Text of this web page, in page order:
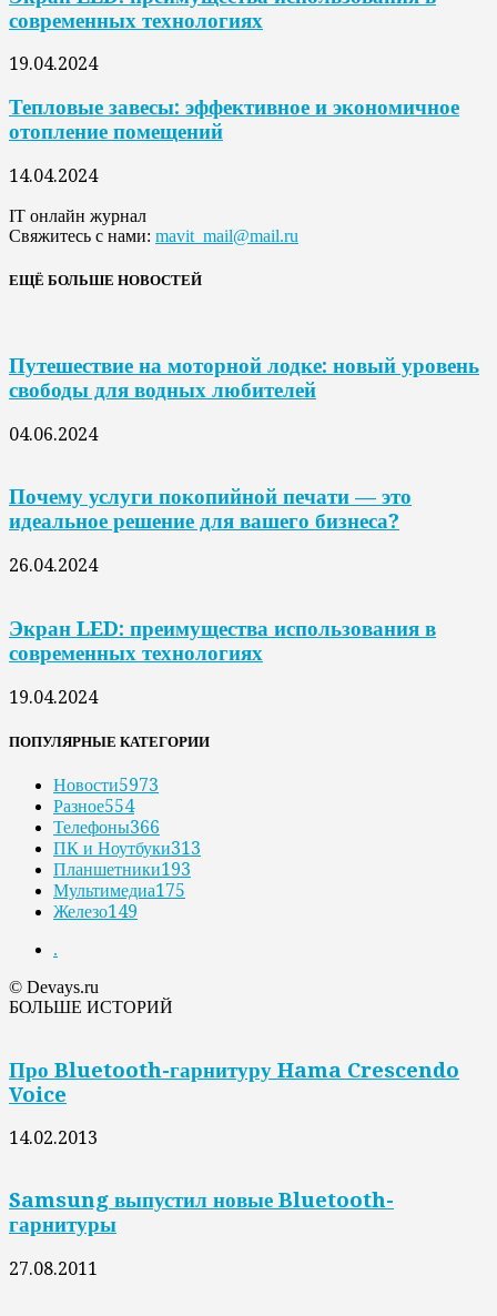
современных технологиях
19.04.2024
Тепловые завесы: эффективное и экономичное
отопление помещений
14.04.2024
IT онлайн журнал
Свяжитесь с нами: mavit_mail@mail.ru
ЕЩЁ БОЛЬШЕ НОВОСТЕЙ
Путешествие на моторной лодке: новый уровень
свободы для водных любителей
04.06.2024
Почему услуги покопийной печати — это
идеальное решение для вашего бизнеса?
26.04.2024
Экран LED: преимущества использования в
современных технологиях
19.04.2024
ПОПУЛЯРНЫЕ КАТЕГОРИИ
Новости5973
Разное554
Телефоны366
ПК и Ноутбуки313
Планшетники193
Мультимедиа175
Железо149
.
© Devays.ru
БОЛЬШЕ ИСТОРИЙ
Про Bluetooth-гарнитуру Hama Crescendo
Voice
14.02.2013
Samsung выпустил новые Bluetooth-
гарнитуры
27.08.2011